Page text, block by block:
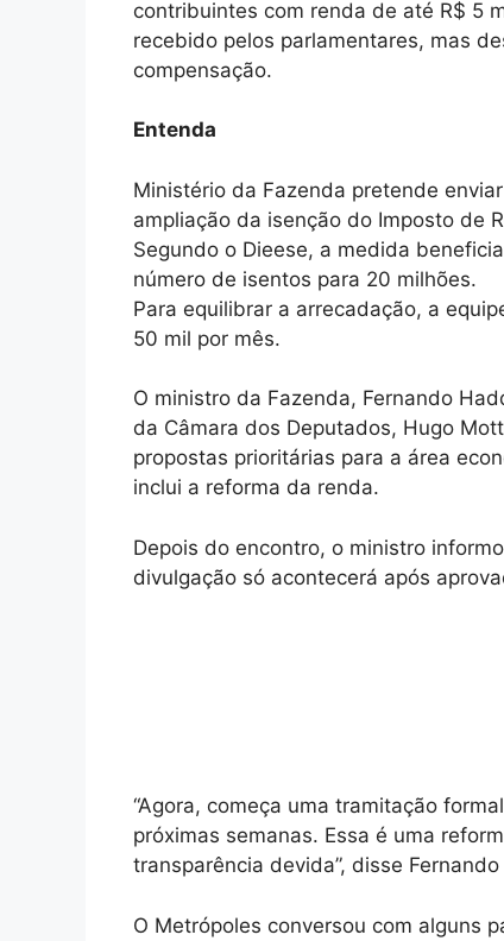
contribuintes com renda de até R$ 5
recebido pelos parlamentares, mas
compensação.
Entenda
Ministério da Fazenda pretende
ampliação da isenção do Imposto de
Segundo o Dieese, a medida
número de isentos para 20 milhões.
Para equilibrar a arrecadação, a
50 mil por mês.
O ministro da Fazenda, Fernando
da Câmara dos Deputados, Hugo
propostas prioritárias para a área
inclui a reforma da renda.
Depois do encontro, o ministro
divulgação só acontecerá após
“Agora, começa uma tramitação
próximas semanas. Essa é uma
transparência devida”, disse
O Metrópoles conversou com alguns